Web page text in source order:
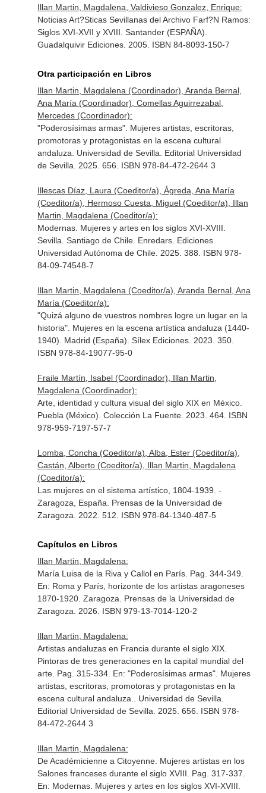
Illan Martin, Magdalena, Valdivieso Gonzalez, Enrique:
Noticias Art?Sticas Sevillanas del Archivo Farf?N Ramos:
Siglos XVI-XVII y XVIII. Santander (ESPAÑA).
Guadalquivir Ediciones. 2005. ISBN 84-8093-150-7
Otra participación en Libros
Illan Martin, Magdalena (Coordinador), Aranda Bernal,
Ana María (Coordinador), Comellas Aguirrezabal,
Mercedes (Coordinador):
"Poderosísimas armas". Mujeres artistas, escritoras,
promotoras y protagonistas en la escena cultural
andaluza. Universidad de Sevilla. Editorial Universidad
de Sevilla. 2025. 656. ISBN 978-84-472-2644 3
Illescas Díaz, Laura (Coeditor/a), Ágreda, Ana María
(Coeditor/a), Hermoso Cuesta, Miguel (Coeditor/a), Illan
Martin, Magdalena (Coeditor/a):
Modernas. Mujeres y artes en los siglos XVI-XVIII.
Sevilla. Santiago de Chile. Enredars. Ediciones
Universidad Autónoma de Chile. 2025. 388. ISBN 978-
84-09-74548-7
Illan Martin, Magdalena (Coeditor/a), Aranda Bernal, Ana
María (Coeditor/a):
"Quizá alguno de vuestros nombres logre un lugar en la
historia". Mujeres en la escena artística andaluza (1440-
1940). Madrid (España). Sílex Ediciones. 2023. 350.
ISBN 978-84-19077-95-0
Fraile Martín, Isabel (Coordinador), Illan Martin,
Magdalena (Coordinador):
Arte, identidad y cultura visual del siglo XIX en México.
Puebla (México). Colección La Fuente. 2023. 464. ISBN
978-959-7197-57-7
Lomba, Concha (Coeditor/a), Alba, Ester (Coeditor/a),
Castán, Alberto (Coeditor/a), Illan Martin, Magdalena
(Coeditor/a):
Las mujeres en el sistema artístico, 1804-1939. -
Zaragoza, España. Prensas de la Universidad de
Zaragoza. 2022. 512. ISBN 978-84-1340-487-5
Capítulos en Libros
Illan Martin, Magdalena:
María Luisa de la Riva y Callol en París. Pag. 344-349.
En: Roma y París, horizonte de los artistas aragoneses
1870-1920. Zaragoza. Prensas de la Universidad de
Zaragoza. 2026. ISBN 979-13-7014-120-2
Illan Martin, Magdalena:
Artistas andaluzas en Francia durante el siglo XIX.
Pintoras de tres generaciones en la capital mundial del
arte. Pag. 315-334. En: "Poderosísimas armas". Mujeres
artistas, escritoras, promotoras y protagonistas en la
escena cultural andaluza.
. Universidad de Sevilla.
Editorial Universidad de Sevilla. 2025. 656. ISBN 978-
84-472-2644 3
Illan Martin, Magdalena:
De Académicienne a Citoyenne. Mujeres artistas en los
Salones franceses durante el siglo XVIII. Pag. 317-337.
En: Modernas. Mujeres y artes en los siglos XVI-XVIII